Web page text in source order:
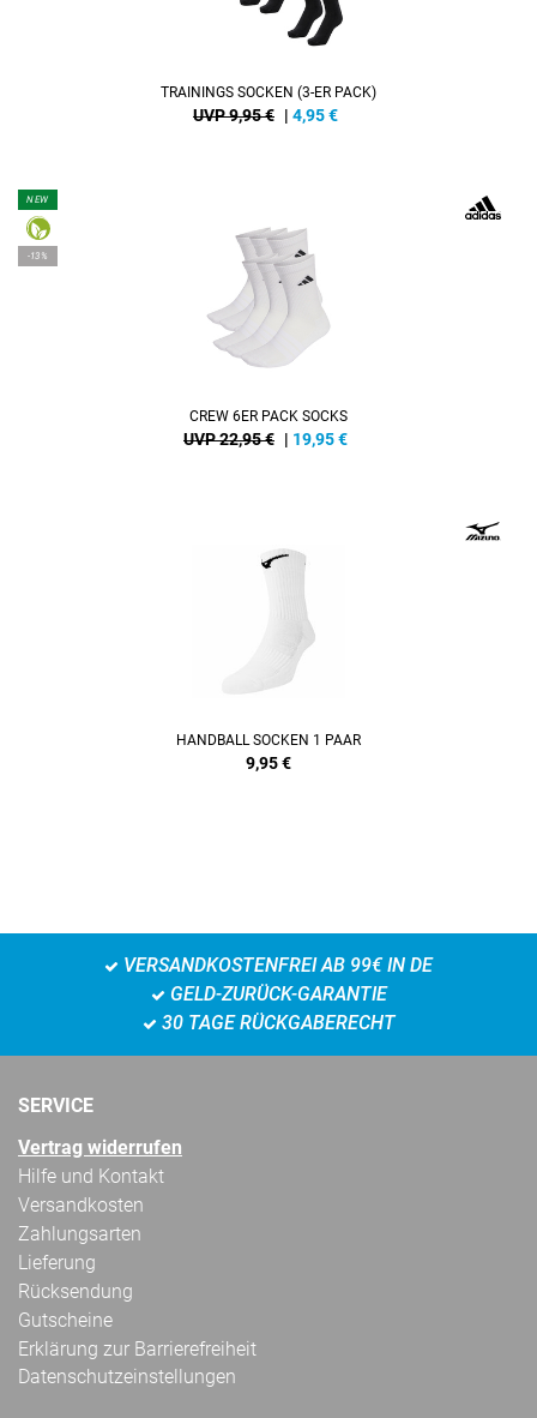
TRAININGS SOCKEN (3-ER PACK)
UVP 9,95 € | 4,95€
NEW
-13%
CREW 6ER PACK SOCKS
UVP 22,95 € | 19,95€
HANDBALL SOCKEN 1 PAAR
9,95€
VERSANDKOSTENFREI AB 99€ IN DE
GELD-ZURÜCK-GARANTIE
30 TAGE RÜCKGABERECHT
SERVICE
Vertrag widerrufen
Hilfe und Kontakt
Versandkosten
Zahlungsarten
Lieferung
Rücksendung
Gutscheine
Erklärung zur Barrierefreiheit
Datenschutzeinstellungen